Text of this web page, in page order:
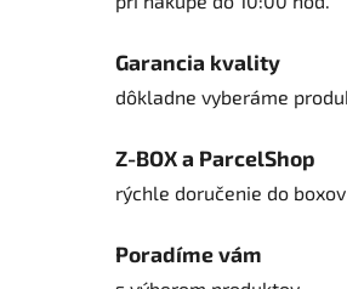
Garancia kvality
dôkladne vyberáme
Z-BOX a ParcelShop
rýchle doručenie do boxov
Poradíme vám